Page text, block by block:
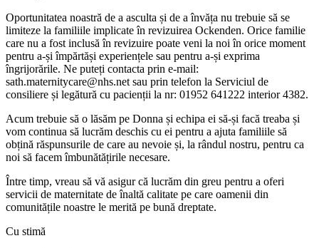
Oportunitatea noastră de a asculta și de a învăța nu trebuie să se
limiteze la familiile implicate în revizuirea Ockenden. Orice familie
care nu a fost inclusă în revizuire poate veni la noi în orice moment
pentru a-și împărtăși experiențele sau pentru a-și exprima
îngrijorările. Ne puteți contacta prin e-mail:
sath.maternitycare@nhs.net sau prin telefon la Serviciul de
consiliere și legătură cu pacienții la nr: 01952 641222 interior 4382.
Acum trebuie să o lăsăm pe Donna și echipa ei să-și facă treaba și
vom continua să lucrăm deschis cu ei pentru a ajuta familiile să
obțină răspunsurile de care au nevoie și, la rândul nostru, pentru ca
noi să facem îmbunătățirile necesare.
Între timp, vreau să vă asigur că lucrăm din greu pentru a oferi
servicii de maternitate de înaltă calitate pe care oamenii din
comunitățile noastre le merită pe bună dreptate.
Cu stimă